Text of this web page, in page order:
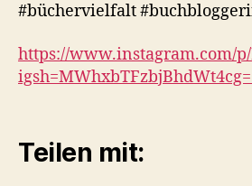
#büchervielfalt
https://www.instagram.com/
Teilen mit: